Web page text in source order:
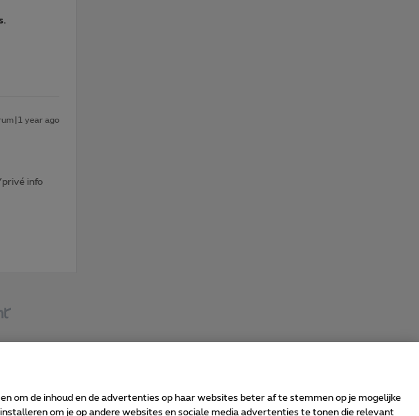
year ago
info
statement
om de inhoud en de advertenties op haar websites beter af te stemmen op je mogelijke
om je op andere websites en sociale media advertenties te tonen die relevant